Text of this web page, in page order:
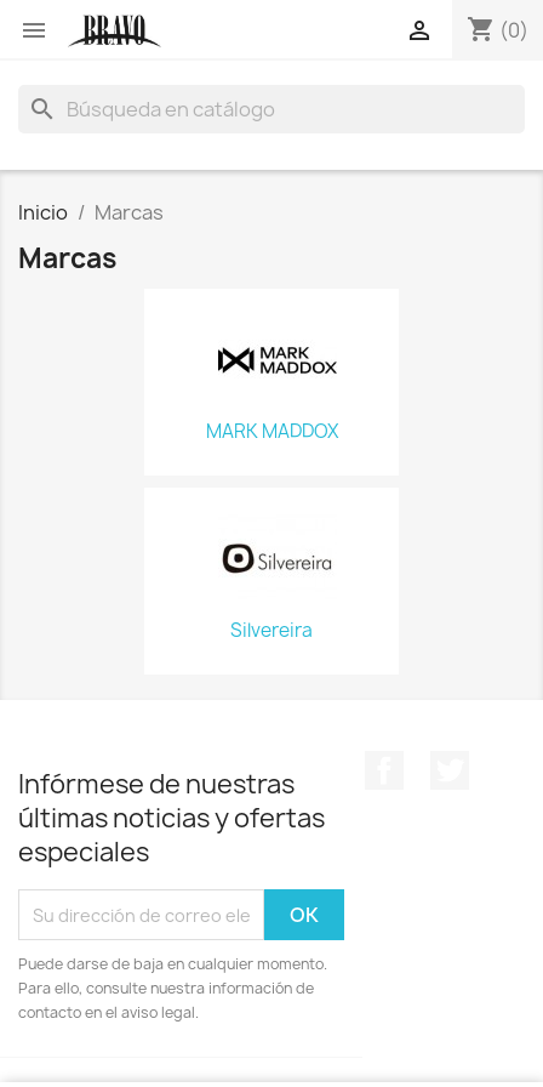
 shopping_cart (0)

search
Inicio Marcas
Marcas
MARK MADDOX
Silvereira
Infórmese de nuestras
últimas noticias y ofertas
especiales
Puede darse de baja en cualquier momento.
Para ello, consulte nuestra información de
contacto en el aviso legal.